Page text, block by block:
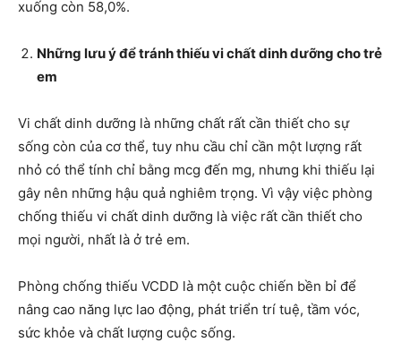
xuống còn 58,0%.
Những lưu ý để tránh thiếu vi chất dinh dưỡng cho trẻ
em
Vi chất dinh dưỡng là những chất rất cần thiết cho sự
sống còn của cơ thể, tuy nhu cầu chỉ cần một lượng rất
nhỏ có thể tính chỉ bằng mcg đến mg, nhưng khi thiếu lại
gây nên những hậu quả nghiêm trọng. Vì vậy việc phòng
chống thiếu vi chất dinh dưỡng là việc rất cần thiết cho
mọi người, nhất là ở trẻ em.
Phòng chống thiếu VCDD là một cuộc chiến bền bỉ để
nâng cao năng lực lao động, phát triển trí tuệ, tầm vóc,
sức khỏe và chất lượng cuộc sống.